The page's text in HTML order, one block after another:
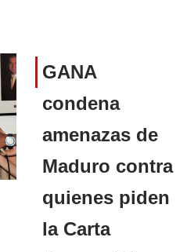
GANA
condena
amenazas de
Maduro contra
quienes piden
la Carta